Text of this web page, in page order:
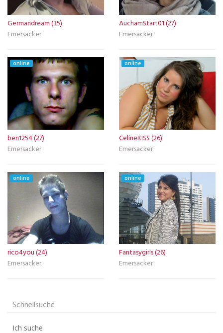
Germandream (35)
Emersacker
AuchamStart01 (27)
Emersacker
online
ben1254 (27)
Emersacker
online
CelineKISS (26)
Emersacker
online
rico4you (24)
Emersacker
online
Fantasygirls (26)
Emersacker
Schnellsuche
Ich suche